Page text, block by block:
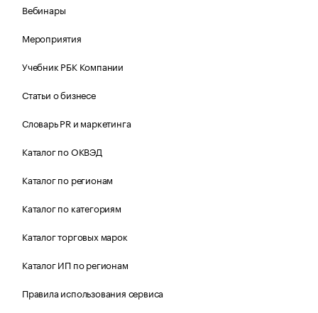
Вебинары
Мероприятия
Учебник РБК Компании
Статьи о бизнесе
Словарь PR и маркетинга
Каталог по ОКВЭД
Каталог по регионам
Каталог по категориям
Каталог торговых марок
Каталог ИП по регионам
Правила использования сервиса